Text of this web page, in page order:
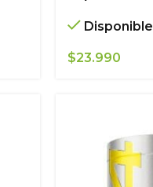
Disponible
$23.990